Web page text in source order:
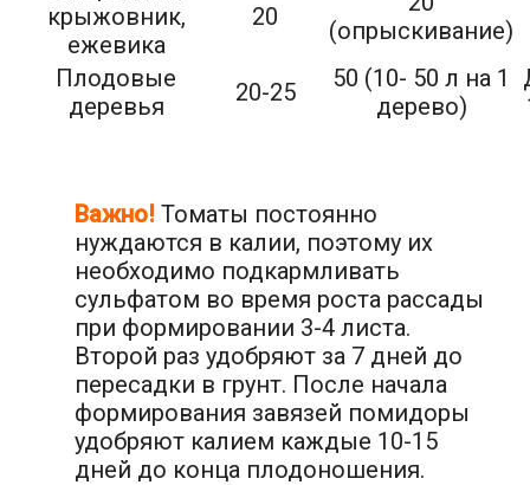
крыжовник,
ежевика
20
(опрыскивание)
Плодовые
деревья
20-25
50 (10- 50 л на 1
дерево)
Важно! Томаты постоянно
нуждаются в калии, поэтому их
необходимо подкармливать
сульфатом во время роста рассады
при формировании 3-4 листа.
Второй раз удобряют за 7 дней до
пересадки в грунт. После начала
формирования завязей помидоры
удобряют калием каждые 10-15
дней до конца плодоношения.